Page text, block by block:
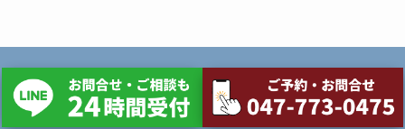
サイトマップ プライバシーポリシー
©整体院フィジカルLabo.